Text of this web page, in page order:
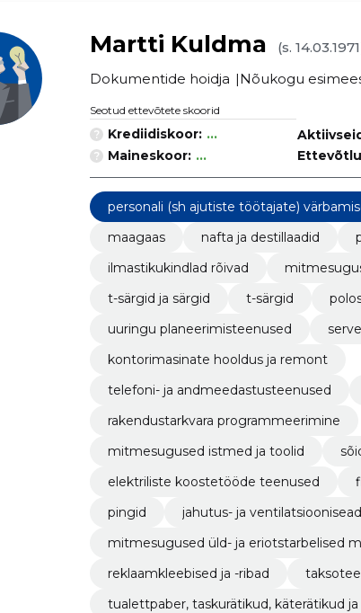
Martti Kuldma
(s.
Dokumentide hoidja
Nõukogu
Seotud ettevõtete skoorid
Krediidiskoor: ...
Maineskoor: ...
personali (sh ajutiste töötajate)
maagaas
nafta ja destillaadid
ilmastikukindlad rõivad
t-särgid ja särgid
t-särgid
uuringu planeerimisteenused
kontorimasinate hooldus ja remont
telefoni- ja andmeedastusteenused
rakendustarkvara programmeerimine
mitmesugused istmed ja toolid
elektriliste koostetööde teenused
pingid
jahutus- ja
mitmesugused üld- ja eriotstarbelised
reklaamkleebised ja -ribad
tualettpaber, taskurätikud, käterätikud ja